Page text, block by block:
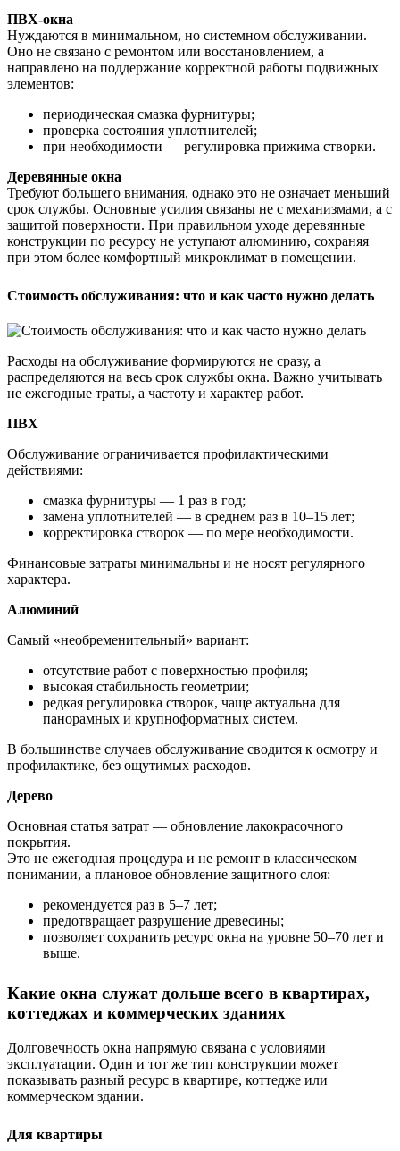
ПВХ-окна
Нуждаются в минимальном, но системном обслуживании.
Оно не связано с ремонтом или восстановлением, а
направлено на поддержание корректной работы подвижных
элементов:
периодическая смазка фурнитуры;
проверка состояния уплотнителей;
при необходимости — регулировка прижима створки.
Деревянные окна
Требуют большего внимания, однако это не означает меньший
срок службы. Основные усилия связаны не с механизмами, а с
защитой поверхности. При правильном уходе деревянные
конструкции по ресурсу не уступают алюминию, сохраняя
при этом более комфортный микроклимат в помещении.
Стоимость обслуживания: что и как часто нужно делать
Расходы на обслуживание формируются не сразу, а
распределяются на весь срок службы окна. Важно учитывать
не ежегодные траты, а частоту и характер работ.
ПВХ
Обслуживание ограничивается профилактическими
действиями:
смазка фурнитуры — 1 раз в год;
замена уплотнителей — в среднем раз в 10–15 лет;
корректировка створок — по мере необходимости.
Финансовые затраты минимальны и не носят регулярного
характера.
Алюминий
Самый «необременительный» вариант:
отсутствие работ с поверхностью профиля;
высокая стабильность геометрии;
редкая регулировка створок, чаще актуальна для
панорамных и крупноформатных систем.
В большинстве случаев обслуживание сводится к осмотру и
профилактике, без ощутимых расходов.
Дерево
Основная статья затрат — обновление лакокрасочного
покрытия.
Это не ежегодная процедура и не ремонт в классическом
понимании, а плановое обновление защитного слоя:
рекомендуется раз в 5–7 лет;
предотвращает разрушение древесины;
позволяет сохранить ресурс окна на уровне 50–70 лет и
выше.
Какие окна служат дольше всего в квартирах,
коттеджах и коммерческих зданиях
Долговечность окна напрямую связана с условиями
эксплуатации. Один и тот же тип конструкции может
показывать разный ресурс в квартире, коттедже или
коммерческом здании.
Для квартиры